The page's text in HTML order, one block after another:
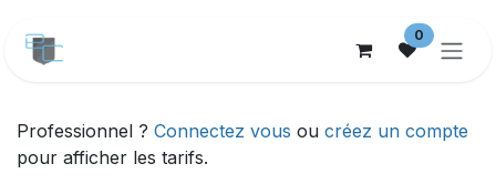
0
Professionnel ? Connectez vous ou créez un compte
pour afficher les tarifs.